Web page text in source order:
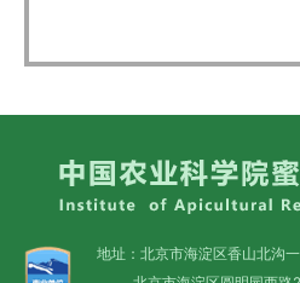
地址：北京市海淀区香山北沟